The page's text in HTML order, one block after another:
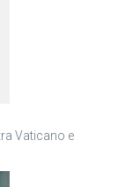
Vaticano e